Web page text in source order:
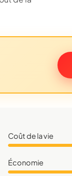
Coût de la vie
Économie